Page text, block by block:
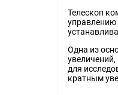
Телескоп
управлению
Одна из
для
кратным